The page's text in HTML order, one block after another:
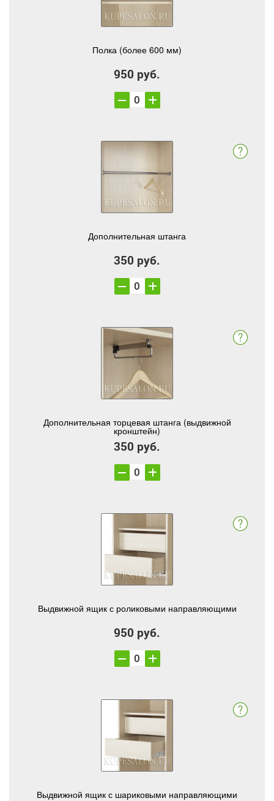
Полка (более 600 мм)
950 руб.
Дополнительная штанга
350 руб.
Дополнительная торцевая штанга (выдвижной
кронштейн)
350 руб.
Выдвижной ящик с роликовыми направляющими
950 руб.
Выдвижной ящик с шариковыми направляющими